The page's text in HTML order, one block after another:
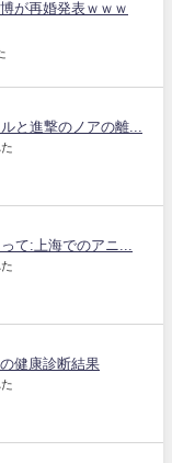
が再婚発表ｗｗｗ
と進撃のノアの離...
て:上海でのアニ...
健康診断結果